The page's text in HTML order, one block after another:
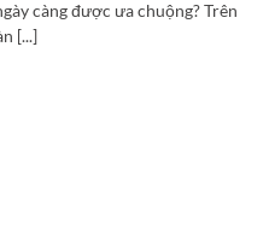
càng được ưa chuộng? Trên
[...]